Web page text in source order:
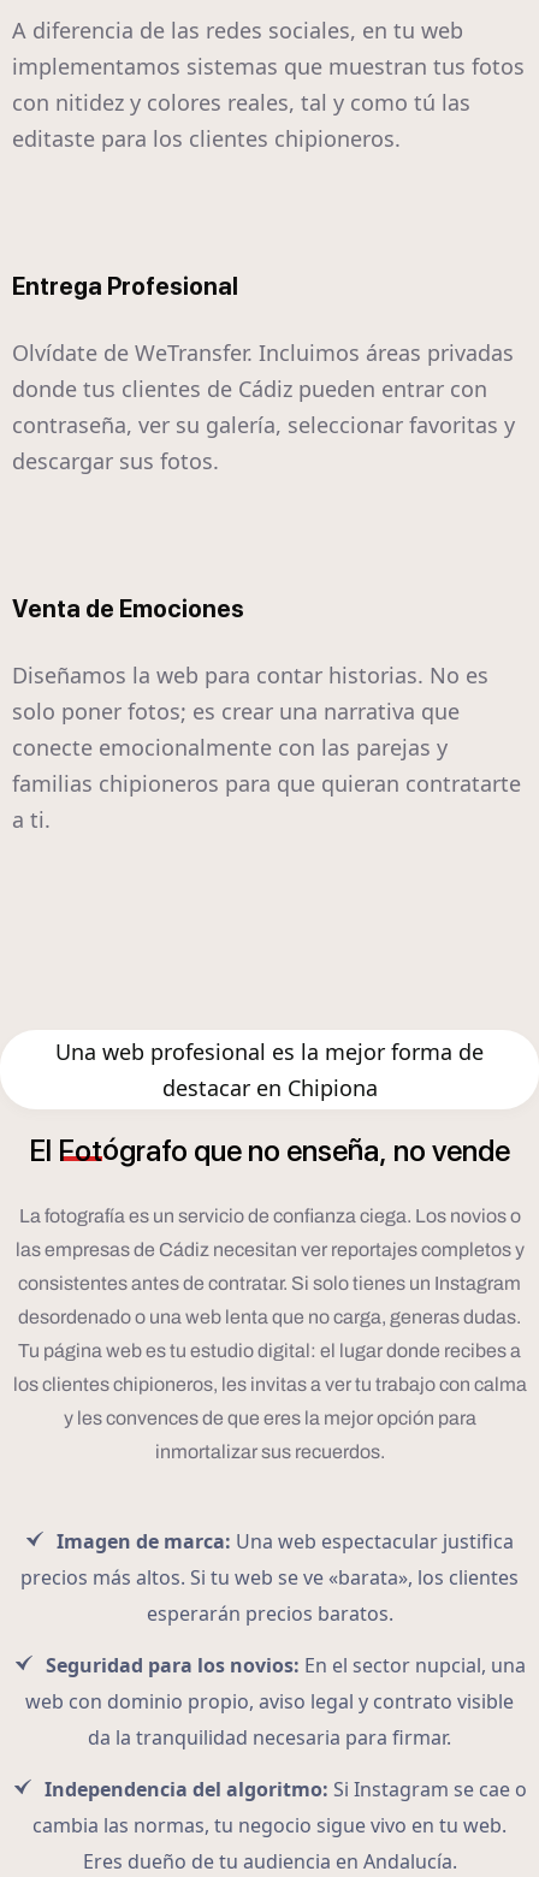
A diferencia de las redes sociales, en tu web
implementamos sistemas que muestran tus fotos
con nitidez y colores reales, tal y como tú las
editaste para los clientes chipioneros.
Entrega Profesional
Olvídate de WeTransfer. Incluimos áreas privadas
donde tus clientes de Cádiz pueden entrar con
contraseña, ver su galería, seleccionar favoritas y
descargar sus fotos.
Venta de Emociones
Diseñamos la web para contar historias. No es
solo poner fotos; es crear una narrativa que
conecte emocionalmente con las parejas y
familias chipioneros para que quieran contratarte
a ti.
Una web profesional es la mejor forma de
destacar en Chipiona
El Fotógrafo que no enseña, no vende
La fotografía es un servicio de confianza ciega. Los novios o
las empresas de Cádiz necesitan ver reportajes completos y
consistentes antes de contratar. Si solo tienes un Instagram
desordenado o una web lenta que no carga, generas dudas.
Tu página web es tu estudio digital: el lugar donde recibes a
los clientes chipioneros, les invitas a ver tu trabajo con calma
y les convences de que eres la mejor opción para
inmortalizar sus recuerdos.
Imagen de marca: Una web espectacular justifica
precios más altos. Si tu web se ve «barata», los clientes
esperarán precios baratos.
Seguridad para los novios: En el sector nupcial, una
web con dominio propio, aviso legal y contrato visible
da la tranquilidad necesaria para firmar.
Independencia del algoritmo: Si Instagram se cae o
cambia las normas, tu negocio sigue vivo en tu web.
Eres dueño de tu audiencia en Andalucía.